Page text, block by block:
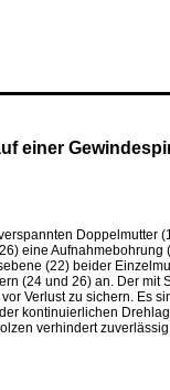
einer
Doppelmutter
eine Aufnahmebohrung
(22) beider
(24 und 26) an. Der mit
Verlust zu sichern. Es
kontinuierlichen
verhindert